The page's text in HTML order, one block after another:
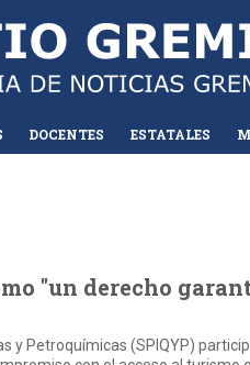
DOCENTES ESTATALES
"un derecho
y Petroquímicas (SPIQYP)